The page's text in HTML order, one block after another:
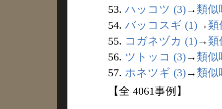
53. ハッコツ (3)→ 類似
54. バッコスギ (1)→ 類
55. コガネヅカ (1)→ 類
56. ツトッコ (3)→ 類似
57. ホネツギ (3)→ 類似
【全 4061事例】